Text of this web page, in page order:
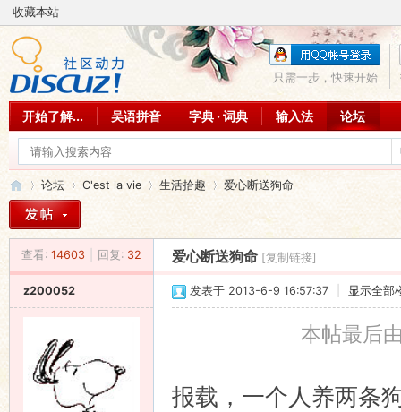
收藏本站
只需一步，快速开始
开始了解... 吴语拼音 字典 · 词典 输入法 论坛
»
论坛
›
C'est la vie 生活拾趣
›
爱心断送狗命
查看: 14603 回复: 32 爱心断送狗命 [复制链接]
z200052 发表于 2013-6-9 16:57:37 显示全部
本帖最后
报载，一个人养两条